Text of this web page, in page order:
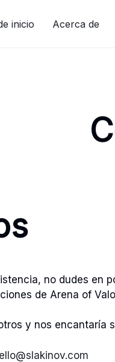
inicio Acerca de
no dudes en
de Arena of
y nos encantaría